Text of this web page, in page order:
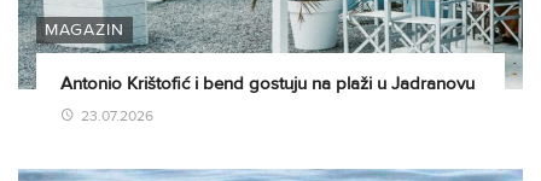
MAGAZIN
Antonio Krištofić i bend gostuju na plaži u Jadranovu
23.07.2026